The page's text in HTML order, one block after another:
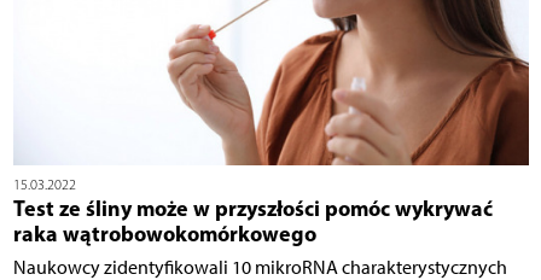
15.03.2022
Test ze śliny może w przyszłości pomóc wykrywać
raka wątrobowokomórkowego
Naukowcy zidentyfikowali 10 mikroRNA charakterystycznych